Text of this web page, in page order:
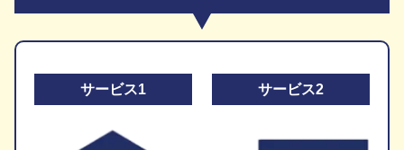
サービス1 サービス2